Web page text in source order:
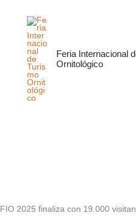
contenido
Feria Internacional
Ornitológico
FIO 2025 finaliza con 19.000